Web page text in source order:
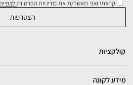
קראתי ואני מאשר/ת את מדיניות הפרטיות
קולקציות
מידע לקונה